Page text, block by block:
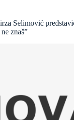
Selimović
znaš”